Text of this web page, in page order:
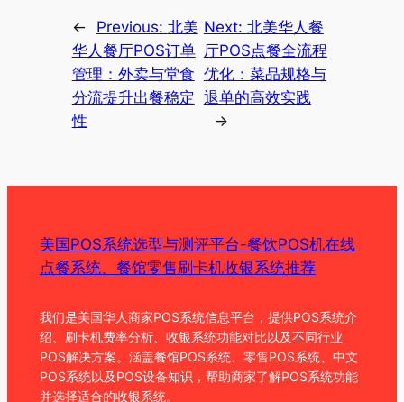
← Previous: 北美
华人餐厅POS订单
管理：外卖与堂食
分流提升出餐稳定
性
Next: 北美华人餐
厅POS点餐全流程
优化：菜品规格与
退单的高效实践
→
美国POS系统选型与测评平台-餐饮POS机在线
点餐系统、餐馆零售刷卡机收银系统推荐
我们是美国华人商家POS系统信息平台，提供POS系统介
绍、刷卡机费率分析、收银系统功能对比以及不同行业
POS解决方案。涵盖餐馆POS系统、零售POS系统、中文
POS系统以及POS设备知识，帮助商家了解POS系统功能
并选择适合的收银系统。